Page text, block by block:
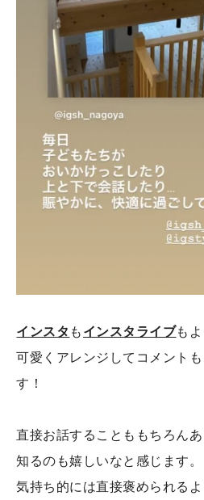
インスタ も インスタライブも
可愛くアレンジしてコメント
す！
直接お話することももちろん
知るのも嬉しいなと感じます。
気持ち的には直接褒められる